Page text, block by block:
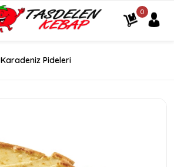
0
Karadeniz Pideleri